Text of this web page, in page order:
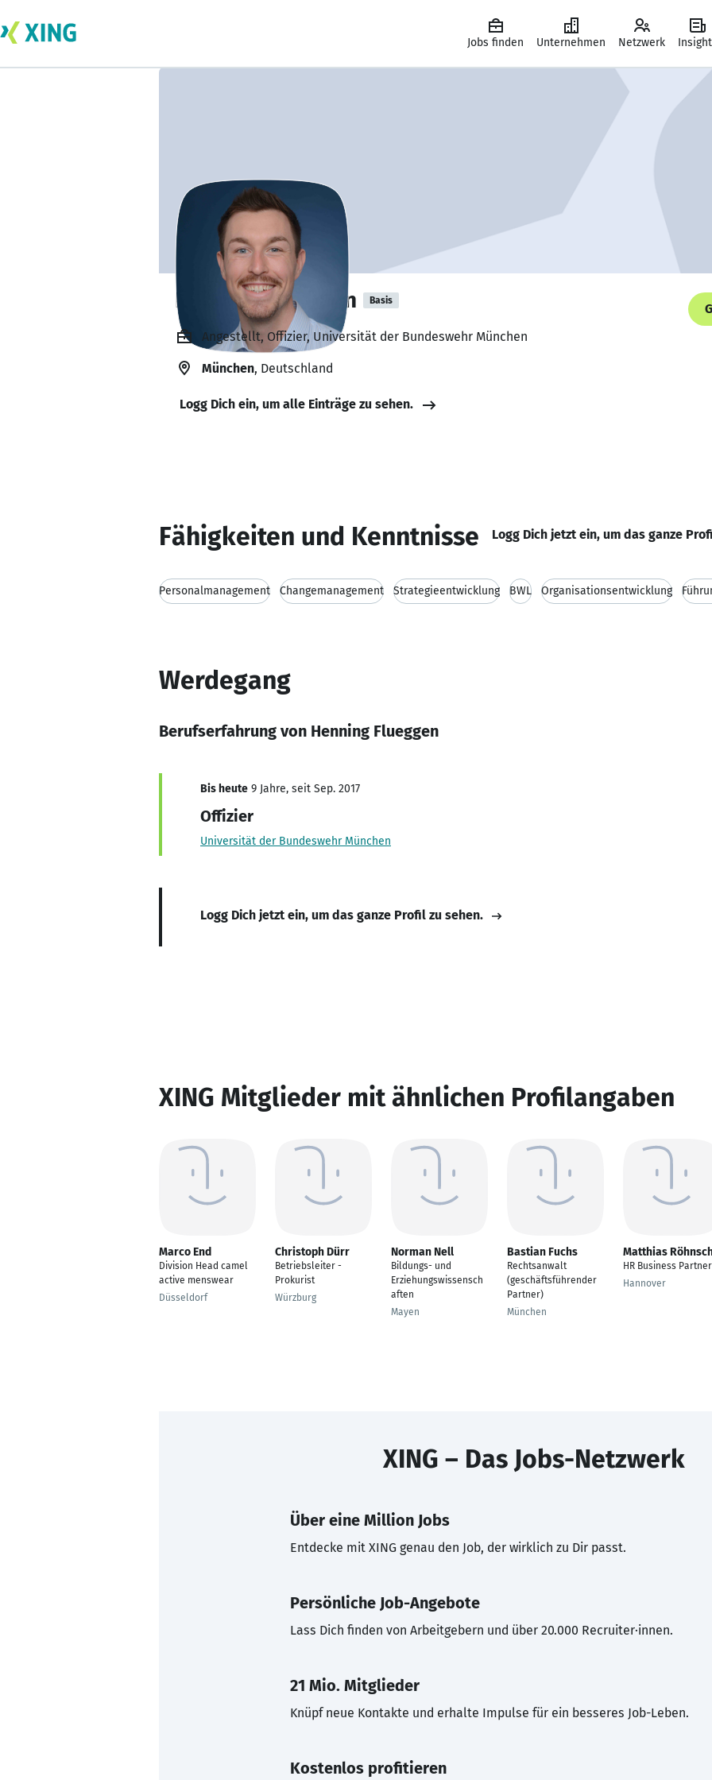
Jobs finden Unternehmen Netzwerk
Henning Flueggen Basis
Angestellt, Offizier, Universität der Bundeswehr München
München, Deutschland
Logg Dich ein, um alle Einträge zu sehen.
Fähigkeiten und Kenntnisse Logg Dich jetzt ein, um das ganze
Personalmanagement Changemanagement Strategieentwicklung BWL Organisationsentwicklung
Werdegang
Berufserfahrung von Henning Flueggen
Bis heute 9 Jahre, seit Sep. 2017
Offizier
Universität der Bundeswehr München
Logg Dich jetzt ein, um das ganze Profil zu sehen.
XING Mitglieder mit ähnlichen Profilangaben
Marco End
Division Head camel
active menswear
Düsseldorf
Christoph Dürr
Betriebsleiter -
Prokurist
Würzburg
Norman Nell
Bildungs- und
Erziehungswissensch
aften
Mayen
Bastian Fuchs
Rechtsanwalt
(geschäftsführender
Partner)
München
Matthias
HR Business Partner
Hannover
XING – Das Jobs-Netzwerk
Über eine Million Jobs
Entdecke mit XING genau den Job, der wirklich zu Dir passt.
Persönliche Job-Angebote
Lass Dich finden von Arbeitgebern und über 20.000 Recruiter·innen.
21 Mio. Mitglieder
Knüpf neue Kontakte und erhalte Impulse für ein besseres Job-Leben.
Kostenlos profitieren